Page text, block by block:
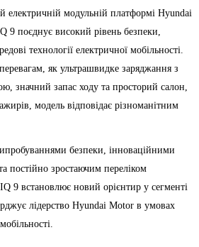
електричній модульній платформі Hyundai
поєднує високий рівень безпеки,
технології електричної мобільності.
як ультрашвидке заряджання з
значний запас ходу та просторий салон,
модель відповідає різноманітним
безпеки, інноваційними
постійно зростаючим переліком
9 встановлює новий орієнтир у сегменті
лідерство Hyundai Motor в умовах